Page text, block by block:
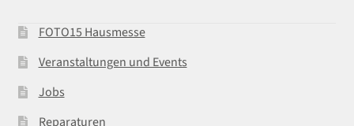
FOTO15 Hausmesse
Veranstaltungen und Events
Jobs
Reparaturen